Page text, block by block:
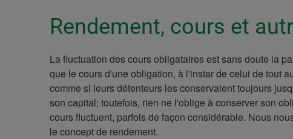
Rendement, cours et
La fluctuation des cours obligataires est sans doute la
que le cours d'une obligation, à l'instar de celui de tout
comme si leurs détenteurs les conservaient toujours
son capital; toutefois, rien ne l'oblige à conserver son
cours fluctuent, parfois de façon considérable. Nous
le concept de rendement.